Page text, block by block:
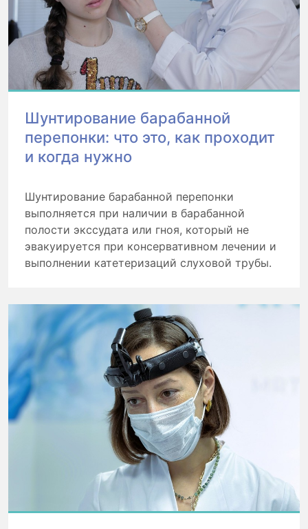
Шунтирование барабанной
перепонки: что это, как проходит
и когда нужно
Шунтирование барабанной перепонки
выполняется при наличии в барабанной
полости экссудата или гноя, который не
эвакуируется при консервативном лечении и
выполнении катетеризаций слуховой трубы.